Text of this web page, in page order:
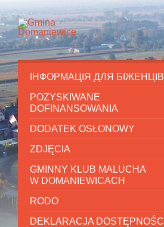
ІНФОРМАЦІЯ ДЛЯ БІЖЕНЦІВ
POZYSKIWANE
DOFINANSOWANIA
DODATEK OSŁONOWY
ZDJĘCIA
GMINNY KLUB MALUCHA
W DOMANIEWICACH
RODO
DEKLARACJA DOSTĘPNOŚCI